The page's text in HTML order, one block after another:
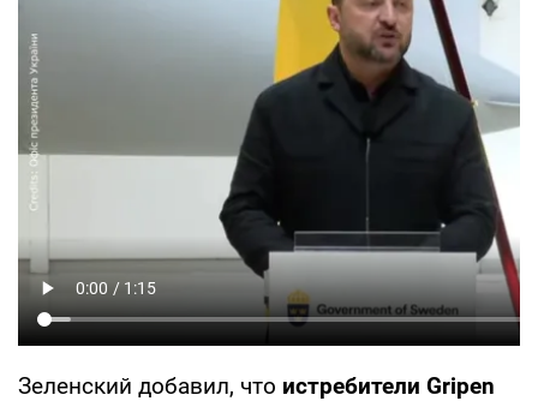
Зеленский добавил, что истребители Gripen